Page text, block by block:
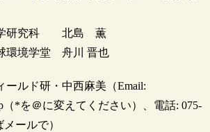
北島 薫
堂 舟川 晋也
ールド研・中西麻美（Email:
（*を＠に変えてください）、電話: 075-
ールで）